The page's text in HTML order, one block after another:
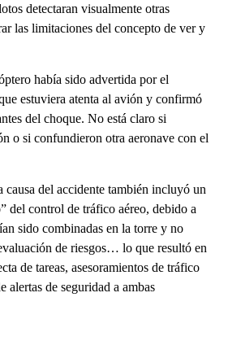
detectaran visualmente otras
las limitaciones del concepto de ver y
había sido advertida por el
estuviera atenta al avión y confirmó
del choque. No está claro si
o si confundieron otra aeronave con el
del accidente también incluyó un
del control de tráfico aéreo, debido a
sido combinadas en la torre y no
de riesgos… lo que resultó en
de tareas, asesoramientos de tráfico
alertas de seguridad a ambas